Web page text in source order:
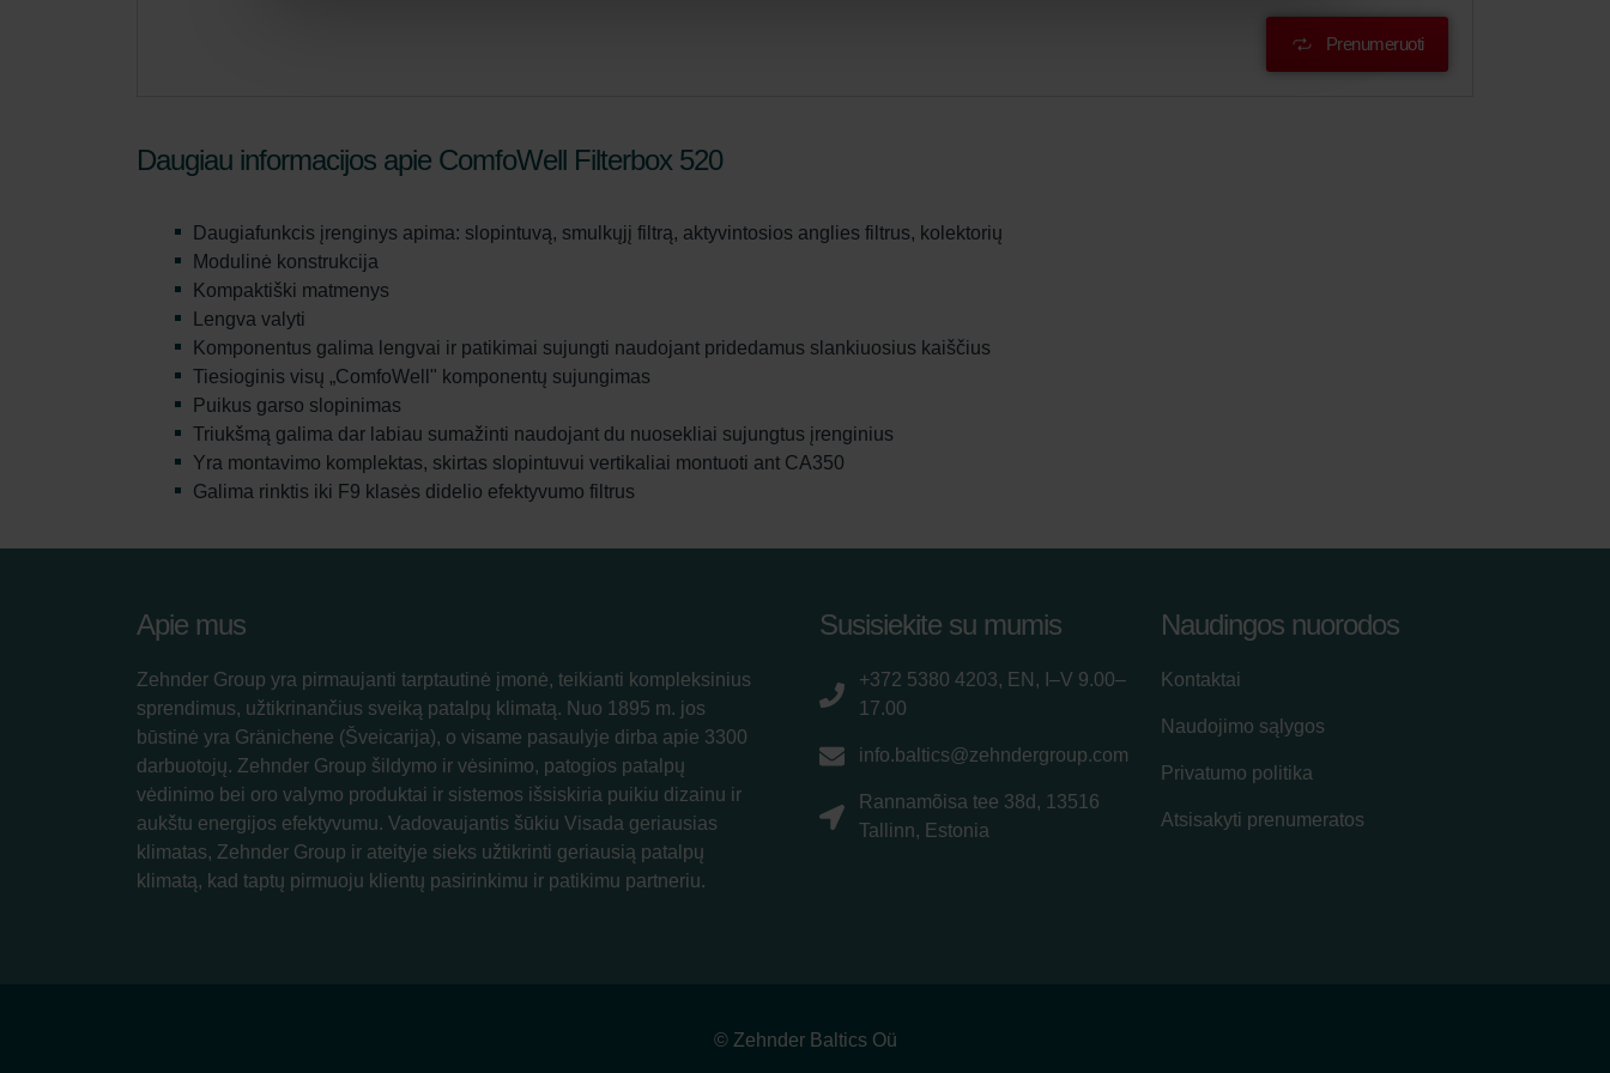
Prenumeruoti
Daugiau informacijos apie ComfoWell Filterbox 520
Daugiafunkcis įrenginys apima: slopintuvą, smulkųjį filtrą, aktyvintosios anglies filtrus, kolektorių
Modulinė konstrukcija
Kompaktiški matmenys
Lengva valyti
Komponentus galima lengvai ir patikimai sujungti naudojant pridedamus slankiuosius kaiščius
Tiesioginis visų „ComfoWell" komponentų sujungimas
Puikus garso slopinimas
Triukšmą galima dar labiau sumažinti naudojant du nuosekliai sujungtus įrenginius
Yra montavimo komplektas, skirtas slopintuvui vertikaliai montuoti ant CA350
Galima rinktis iki F9 klasės didelio efektyvumo filtrus
Apie mus
Zehnder Group yra pirmaujanti tarptautinė įmonė, teikianti kompleksinius
sprendimus, užtikrinančius sveiką patalpų klimatą. Nuo 1895 m. jos
būstinė yra Gränichene (Šveicarija), o visame pasaulyje dirba apie 3300
darbuotojų. Zehnder Group šildymo ir vėsinimo, patogios patalpų
vėdinimo bei oro valymo produktai ir sistemos išsiskiria puikiu dizainu ir
aukštu energijos efektyvumu. Vadovaujantis šūkiu Visada geriausias
klimatas, Zehnder Group ir ateityje sieks užtikrinti geriausią patalpų
klimatą, kad taptų pirmuoju klientų pasirinkimu ir patikimu partneriu.
Susisiekite su mumis
+372 5380 4203, EN, I–V 9.00–
17.00
info.baltics@zehndergroup.com
Rannamõisa tee 38d, 13516
Tallinn, Estonia
Naudingos nuorodos
Kontaktai
Naudojimo sąlygos
Privatumo politika
Atsisakyti prenumeratos
© Zehnder Baltics Oü